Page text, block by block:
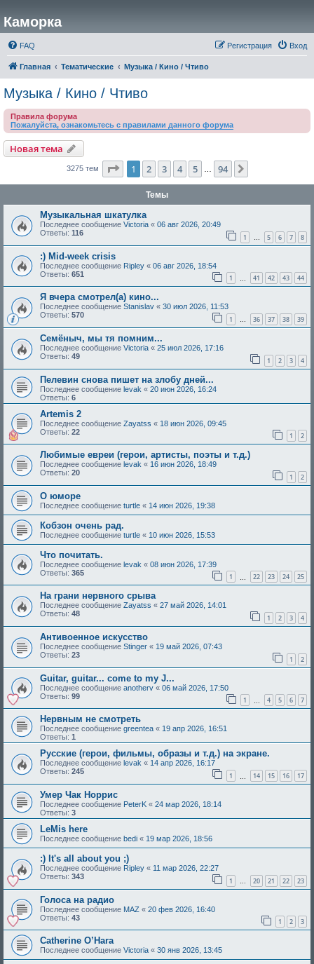
Каморка
FAQ Вход
Регистрация
Главная Тематические Музыка / Кино / Чтиво
Музыка / Кино / Чтиво
Правила форума
Пожалуйста, ознакомьтесь с правилами данного форума
Новая тема
3275 тем Страница из 94
1 2 3 4 5 94
Темы
Музыкальная шкатулка
Последнее сообщение Victoria « 06 авг 2026, 20:49
Ответы: 116 1 … 5 6 7 8
:) Mid-week crisis
Последнее сообщение Ripley « 06 авг 2026, 18:54
Ответы: 651 1 41 42 43 44
Я вчера смотрел(а) кино...
Последнее сообщение Stanislav « 30 июл 2026, 11:53
Ответы: 570 1 … 36 37 38 39
Семёныч, мы тя помним...
Последнее сообщение Victoria « 25 июл 2026, 17:16
Ответы: 49 1 2 3 4
Пелевин снова пишет на злобу дней...
Последнее сообщение levak « 20 июн 2026, 16:24
Ответы: 6
Artemis 2
Последнее сообщение Zayatss « 18 июн 2026, 09:45
Ответы: 22 1 2
Любимые евреи (герои, артисты, поэты и т.д.)
Последнее сообщение levak « 16 июн 2026, 18:49
Ответы: 20 1 2
О юморе
Последнее сообщение turtle « 14 июн 2026, 19:38
Кобзон очень рад.
Последнее сообщение turtle « 10 июн 2026, 15:53
Что почитать.
Последнее сообщение levak « 08 июн 2026, 17:39
Ответы: 365 1 22 23 24 25
На грани нервного срыва
Последнее сообщение Zayatss « 27 май 2026, 14:01
Ответы: 48 1 2 3 4
Антивоенное искусство
Последнее сообщение Stinger « 19 май 2026, 07:43
Ответы: 23 1 2
Guitar, guitar... come to my J...
Последнее сообщение anotherv « 06 май 2026, 17:50
Ответы: 99 1 4 5 6 7
Нервным не смотреть
Последнее сообщение greentea « 19 апр 2026, 16:51
Ответы: 1
Русские (герои, фильмы, образы и т.д.) на экране.
Последнее сообщение levak « 14 апр 2026, 16:17
Ответы: 245 1 14 15 16 17
Умер Чак Норрис
Последнее сообщение PeterK « 24 мар 2026, 18:14
Ответы: 3
LeMis here
Последнее сообщение bedi « 19 мар 2026, 18:56
:) It's all about you ;)
Последнее сообщение Ripley « 11 мар 2026, 22:27
Ответы: 343 1 … 20 21 22 23
Голоса на радио
Последнее сообщение MAZ « 20 фев 2026, 16:40
Ответы: 43 1 2 3
Catherine O’Hara
Последнее сообщение Victoria « 30 янв 2026, 13:45